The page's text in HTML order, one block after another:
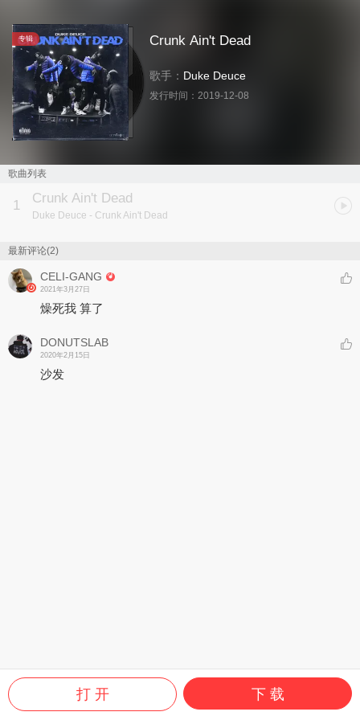
专辑 Crunk Ain't Dead
歌手： Duke Deuce
发行时间： 2019-12-08
歌曲列表
1 Crunk Ain't Dead
Duke Deuce - Crunk Ain't Dead
最新评论(2)
CELI-GANG
2021年3月27日
燥死我 算了
DONUTSLAB
2020年2月15日
沙发
打 开 下 载